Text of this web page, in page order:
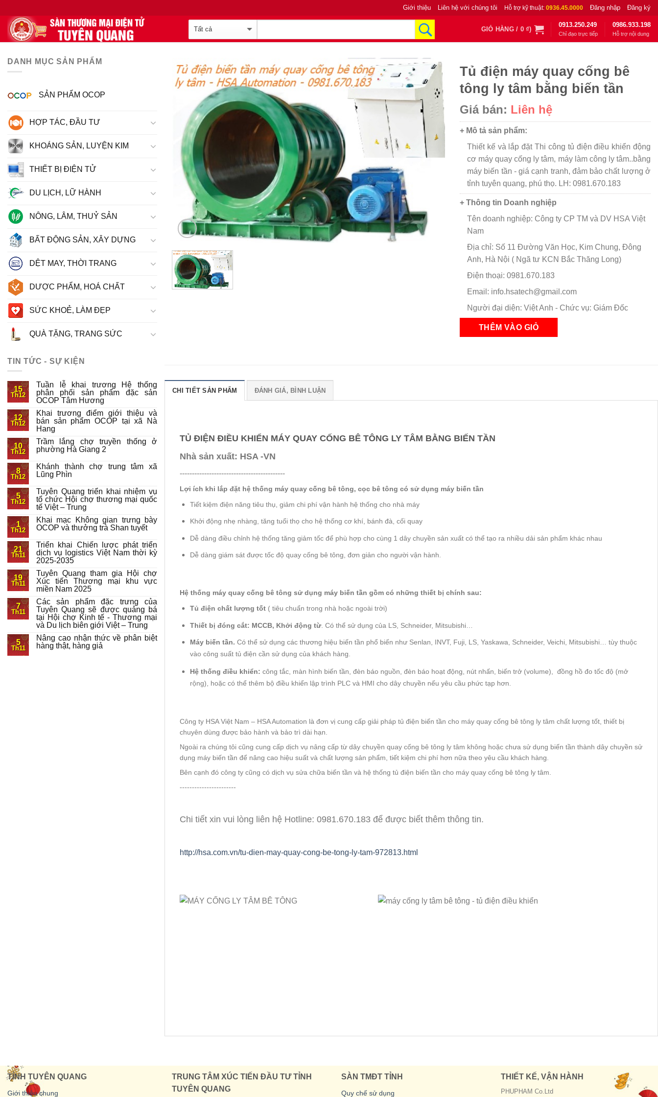
Giới thiệu Liên hệ với chúng tôi Hỗ trợ kỹ thuật: 0936.45.0000 Đăng nhập Đăng ký
GIỎ HÀNG / 0₫)
0913.250.249
Chỉ đạo trực tiếp
0986.933.198
Hỗ trợ nội dung
DANH MỤC SẢN PHẨM
SẢN PHẨM OCOP
HỢP TÁC, ĐẦU TƯ
KHOÁNG SẢN, LUYỆN KIM
THIẾT BỊ ĐIỆN TỬ
DU LỊCH, LỮ HÀNH
NÔNG, LÂM, THUỶ SẢN
BẤT ĐỘNG SẢN, XÂY DỰNG
DỆT MAY, THỜI TRANG
DƯỢC PHẨM, HOÁ CHẤT
SỨC KHOẺ, LÀM ĐẸP
QUÀ TẶNG, TRANG SỨC
TIN TỨC - SỰ KIỆN
15
Th12
Tuần lễ khai trương Hệ thống
phân phối sản phẩm đặc sản
OCOP Tâm Hương
12
Th12
Khai trương điểm giới thiệu và
bán sản phẩm OCOP tại xã Nà
Hang
10
Th12
Trầm lắng chợ truyền thống ở
phường Hà Giang 2
8
Th12
Khánh thành chợ trung tâm xã
Lũng Phìn
5
Th12
Tuyên Quang triển khai nhiệm vụ
tổ chức Hội chợ thương mại quốc
tế Việt – Trung
1
Th12
Khai mạc Không gian trưng bày
OCOP và thưởng trà Shan tuyết
21
Th11
Triển khai Chiến lược phát triển
dịch vụ logistics Việt Nam thời kỳ
2025-2035
19
Th11
Tuyên Quang tham gia Hội chợ
Xúc tiến Thương mại khu vực
miền Nam 2025
7
Th11
Các sản phẩm đặc trưng của
Tuyên Quang sẽ được quảng bá
tại Hội chợ Kinh tế - Thương mại
và Du lịch biên giới Việt – Trung
5
Th11
Nâng cao nhận thức về phân biệt
hàng thật, hàng giả
Tủ điện máy quay cống bê
tông ly tâm bằng biến tần
Giá bán: Liên hệ
+ Mô tả sản phẩm:
Thiết kế và lắp đặt Thi công tủ điện điều khiển động
cơ máy quay cống ly tâm, máy làm công ly tâm..bằng
máy biến tần - giá cạnh tranh, đảm bảo chất lượng ở
tỉnh tuyên quang, phú thọ. LH: 0981.670.183
+ Thông tin Doanh nghiệp
Tên doanh nghiệp: Công ty CP TM và DV HSA Việt
Nam
Địa chỉ: Số 11 Đường Văn Học, Kim Chung, Đông
Anh, Hà Nội ( Ngã tư KCN Bắc Thăng Long)
Điện thoại: 0981.670.183
Email: info.hsatech@gmail.com
Người đại diện: Việt Anh - Chức vụ: Giám Đốc
CHI TIẾT SẢN PHẨM ĐÁNH GIÁ, BÌNH LUẬN
TỦ ĐIỆN ĐIỀU KHIỂN MÁY QUAY CỐNG BÊ TÔNG LY TÂM BẰNG BIẾN TẦN
Nhà sản xuất: HSA -VN
-------------------------------------------
Lợi ích khi lắp đặt hệ thống máy quay cống bê tông, cọc bê tông có sử dụng máy biến tần
Tiết kiệm điện năng tiêu thụ, giảm chi phí vận hành hệ thống cho nhà máy
Khởi động nhẹ nhàng, tăng tuổi thọ cho hệ thống cơ khí, bánh đà, cối quay
Dễ dàng điều chỉnh hệ thống tăng giảm tốc để phù hợp cho cùng 1 dây chuyền sản xuất có thể tạo ra nhiều dải sản phẩm khác nhau
Dễ dàng giám sát được tốc độ quay cống bê tông, đơn giản cho người vận hành.
Hệ thống máy quay cống bê tông sử dụng máy biến tần gồm có những thiết bị chính sau:
Tủ điện chất lượng tốt( tiêu chuẩn trong nhà hoặc ngoài trời)
Thiết bị đóng cắt: MCCB, Khởi động từ. Có thể sử dụng của LS, Schneider, Mitsubishi…
Máy biến tần. Có thể sử dụng các thương hiệu biến tần phổ biến như Senlan, INVT, Fuji, LS, Yaskawa, Schneider, Veichi, Mitsubishi… tùy thuộc
vào công suất tủ điện cần sử dụng của khách hàng.
Hệ thống điều khiển: công tắc, màn hình biến tần, đèn báo nguồn, đèn báo hoạt động, nút nhấn, biến trở (volume), đồng hồ đo tốc độ (mở
rộng), hoặc có thể thêm bộ điều khiển lập trình PLC và HMI cho dây chuyền nếu yêu cầu phức tạp hơn.
Công ty HSA Việt Nam – HSA Automation là đơn vị cung cấp giải pháp tủ điện biến tần cho máy quay cống bê tông ly tâm chất lượng tốt, thiết bị
chuyên dùng được bảo hành và bảo trì dài hạn.
Ngoài ra chúng tôi cũng cung cấp dịch vụ nâng cấp từ dây chuyền quay cống bê tông ly tâm không hoặc chưa sử dụng biến tần thành dây chuyền sử
dụng máy biến tần để nâng cao hiệu suất và chất lượng sản phẩm, tiết kiệm chi phí hơn nữa theo yêu cầu khách hàng.
Bên cạnh đó công ty cũng có dịch vụ sửa chữa biến tần và hệ thống tủ điện biến tần cho máy quay cống bê tông ly tâm.
-----------------------
Chi tiết xin vui lòng liên hệ Hotline: 0981.670.183 để được biết thêm thông tin.
http://hsa.com.vn/tu-dien-may-quay-cong-be-tong-ly-tam-972813.html
TỈNH TUYÊN QUANG
Giới thiệu chung
TRUNG TÂM XÚC TIẾN ĐẦU TƯ TỈNH
TUYÊN QUANG
SÀN TMĐT TỈNH
Quy chế sử dụng
THIẾT KẾ, VẬN HÀNH
PHUPHAM Co.Ltd